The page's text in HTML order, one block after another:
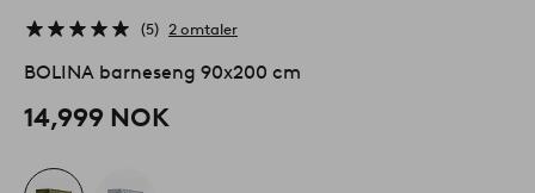
5 2 omtaler
BOLINA barneseng 90x200 cm
14,999 NOK